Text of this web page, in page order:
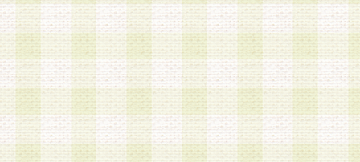
貸与、名義変更、売買その他形態を問わず第三者
ならないものとします。
4.当社は、会員によるログインIDおよびパスワー
盗用など第三者の利用に伴う損害の発生について
き事由の有無、その他原因の如何を問わず、一切
のとします。